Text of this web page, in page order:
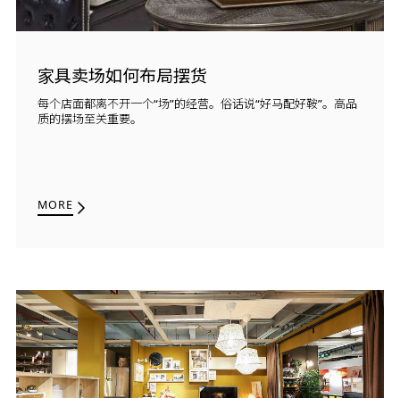
家具卖场如何布局摆货
每个店面都离不开一个“场”的经营。俗话说“好马配好鞍”。高品
质的摆场至关重要。
MORE